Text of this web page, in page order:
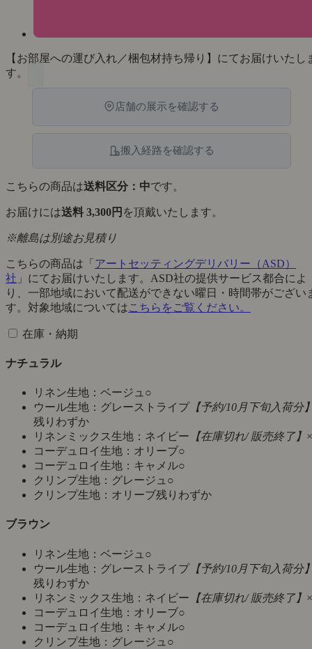
【お部屋への運び入れ／梱包材持ち帰り】にてお届けいたし
す。
店舗の展示を確認する
搬入経路を確認する
こちらの商品は送料区分：中です。
お届けには送料 3,300円 を頂戴いたします。
※離島は別途お見積り
こちらの商品は「 アートセッティングデリバリー（ASD）
社 」にてお届けいたします。ASD社の提供サービス都合によ
り、一部地域において配送ができない曜日・時間帯がござい
す。対象地域についてはこちらをご覧ください。
在庫・納期
ナチュラル
リネン生地：ベージュ ○
ウール生地：グレーストライプ【予約/10月下旬入荷分
残りわずか
リネンミックス生地：ネイビー 【在庫切れ/ 販売終了】 ×
コーデュロイ生地：オリーブ○
コーデュロイ生地：キャメル○
クリンプ生地：グレージュ ○
クリンプ生地：オリーブ残りわずか
ブラウン
リネン生地：ベージュ ○
ウール生地：グレーストライプ【予約/10月下旬入荷分
残りわずか
リネンミックス生地：ネイビー 【在庫切れ/ 販売終了】 ×
コーデュロイ生地：オリーブ○
コーデュロイ生地：キャメル○
クリンプ生地：グレージュ ○